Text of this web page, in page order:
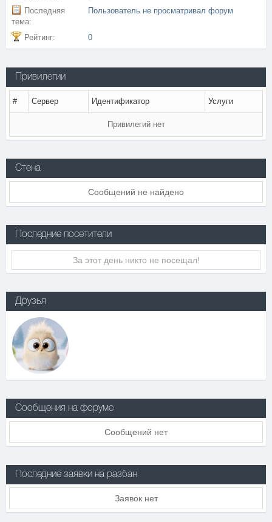
Последняя
тема:
Пользователь не просматривал форум
Рейтинг: 0
Привилегии
# Сервер Идентификатор Услуги
Привилегий нет
Стена
Сообщений не найдено
Последние посетители
За этот день никто не посещал!
Друзья
Сообщения на форуме
Сообщений нет
Последние заявки на разбан
Заявок нет